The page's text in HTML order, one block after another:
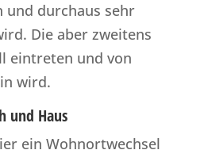
und durchaus sehr
Die aber zweitens
eintreten und von
wird.
und Haus
ein Wohnortwechsel